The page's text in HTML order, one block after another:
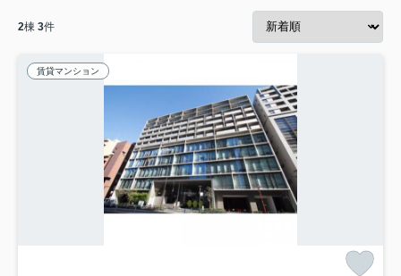
2棟 3件
賃貸マンション